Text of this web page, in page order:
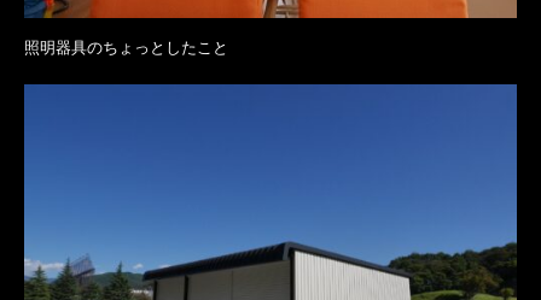
照明器具のちょっとしたこと